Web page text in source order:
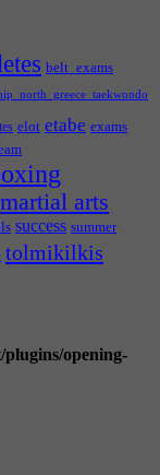
belt_exams
elot etabe exams
martial arts
success summer
tolmikilkis
opening-